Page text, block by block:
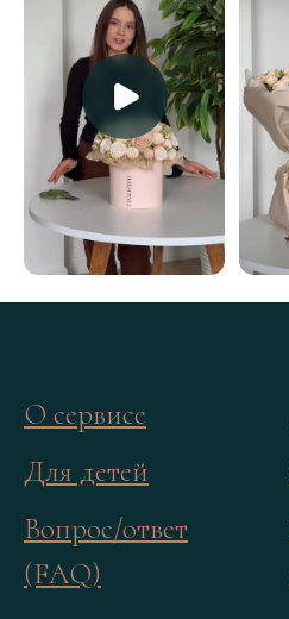
О сервисе
Для детей
Вопрос/ответ
(FAQ)